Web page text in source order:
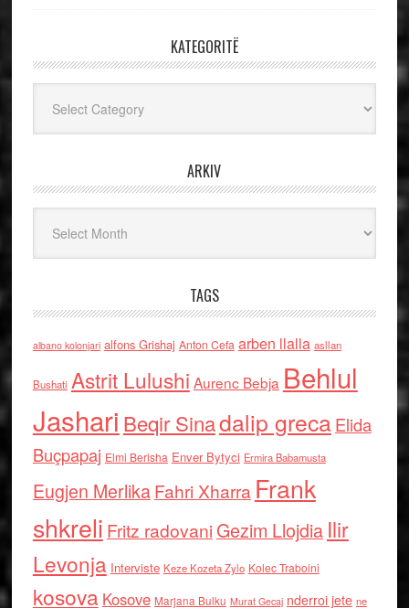
KATEGORITË
ARKIV
TAGS
albano kolonjari alfons Grishaj Anton Cefa arben llalla asllan
Bushati Astrit Lulushi Aurenc Bebja Behlul
Jashari Beqir Sinadalip grecaElida
Buçpapaj Elmi Berisha Enver Bytyci Ermira Babamusta
Eugjen MerlikaFahri Xharra Frank
shkreli Fritz radovaniGezim Llojdia Ilir
Levonja Interviste Keze Kozeta Zylo Kolec Traboini
kosova Kosove Marjana Bulku Murat Gecaj nderroi jete ne